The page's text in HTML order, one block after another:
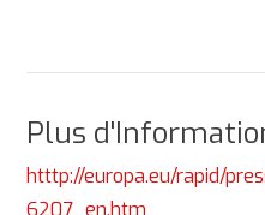
Plus
htttp://europa.eu/rapid/
6207_en.htm